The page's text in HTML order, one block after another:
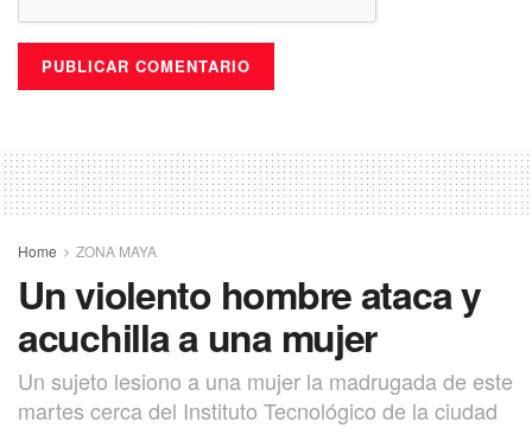
Home ZONA MAYA
Un violento hombre ataca y
acuchilla a una mujer
Un sujeto lesiono a una mujer la madrugada de este
martes cerca del Instituto Tecnológico de la ciudad